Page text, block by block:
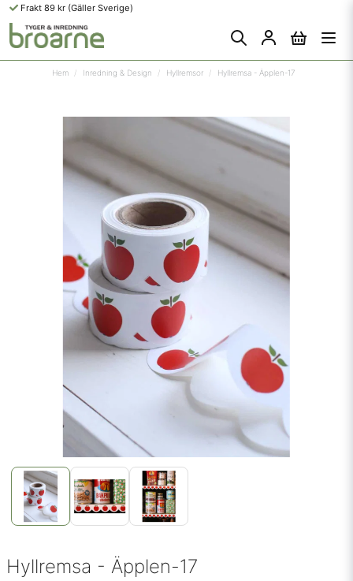
Frakt 89 kr (Gäller Sverige)
Hem Inredning & Design Hyllremsor Hyllremsa - Äpplen-17
Hyllremsa - Äpplen-17